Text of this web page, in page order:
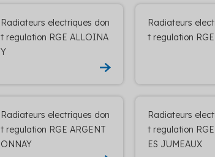
Radiateurs electriques don
t regulation RGE ALLOINA
Y
Radiateurs
t regulation
Radiateurs electriques don
t regulation RGE ARGENT
ONNAY
Radiateurs
t regulation RGE
ES JUMEAUX